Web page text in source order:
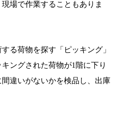
場で作業することもありま
る荷物を探す「ピッキング」
ングされた荷物が1階に下り
違いがないかを検品し、出庫